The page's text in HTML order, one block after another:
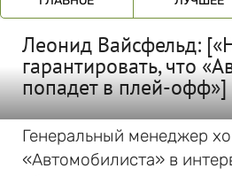
Леонид Вайсфельд:
гарантировать, что
попадет в плей-офф»]
Генеральный менеджер
«Автомобилиста» в